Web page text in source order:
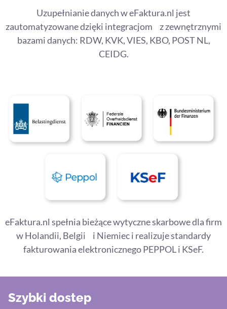
Uzupełnianie danych w eFaktura.nl jest
zautomatyzowane dzięki integracjom z zewnętrznymi
bazami danych: RDW, KVK, VIES, KBO, POST NL,
CEIDG.
eFaktura.nl spełnia bieżące wytyczne skarbowe dla firm
w Holandii, Belgii i Niemiec i realizuje standardy
fakturowania elektronicznego PEPPOL i KSeF.
Szybki dostep